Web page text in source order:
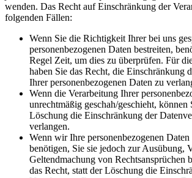
wenden. Das Recht auf Einschränkung der
folgenden Fällen:
Wenn Sie die Richtigkeit Ihrer bei uns
personenbezogenen Daten bestreiten,
Regel Zeit, um dies zu überprüfen. Für
haben Sie das Recht, die Einschränkung
Ihrer personenbezogenen Daten zu
Wenn die Verarbeitung Ihrer
unrechtmäßig geschah/geschieht, können
Löschung die Einschränkung der
verlangen.
Wenn wir Ihre personenbezogenen
benötigen, Sie sie jedoch zur Ausübung,
Geltendmachung von Rechtsansprüchen
das Recht, statt der Löschung die